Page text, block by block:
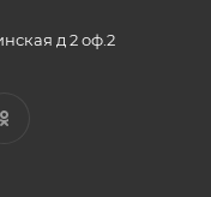
д 2 оф.2